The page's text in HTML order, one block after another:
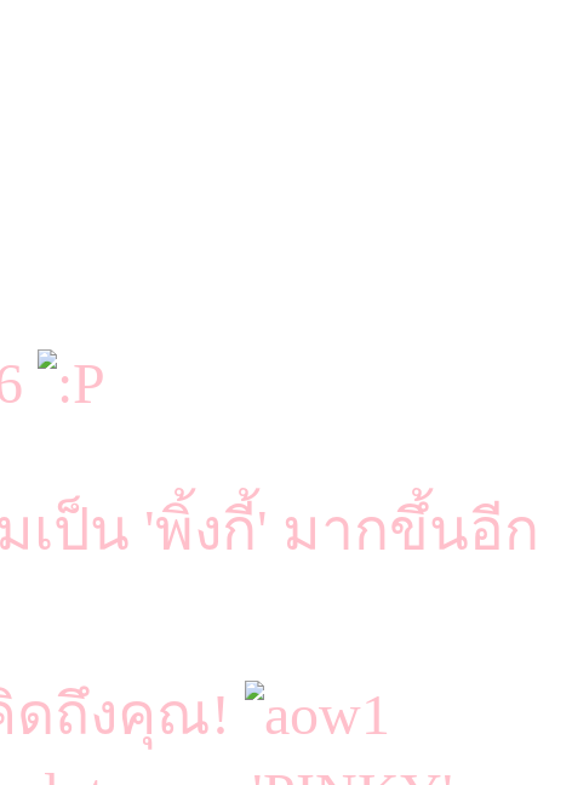
ป็น 'พิ้งกี้' มากขึ้นอีก
ดถึงคุณ!